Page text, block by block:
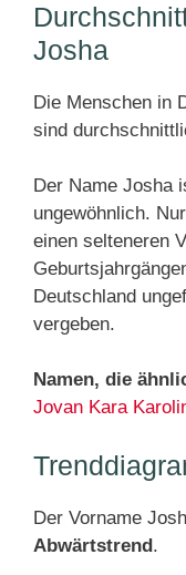
Josha
Die Menschen in
sind
Der Name Josha
ungewöhnlich. Nur
einen selteneren
Deutschland
vergeben.
Namen, die
Jovan Kara
Der Vorname
Abwärtstrend.